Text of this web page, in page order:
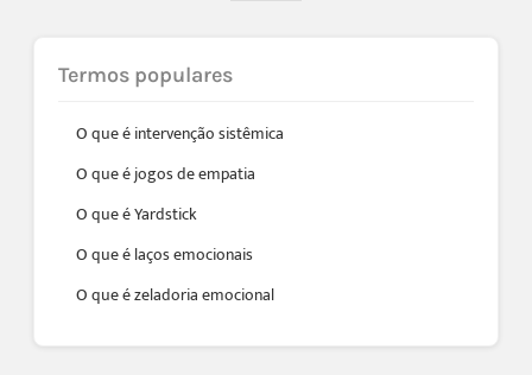
Termos populares
O que é intervenção sistêmica
O que é jogos de empatia
O que é Yardstick
O que é laços emocionais
O que é zeladoria emocional